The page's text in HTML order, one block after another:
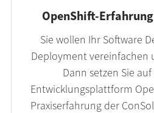
OpenShift-
Sie wollen Ihr Software
Deployment vereinfachen
Dann setzen Sie
Entwicklungsplattform
Praxiserfahrung der